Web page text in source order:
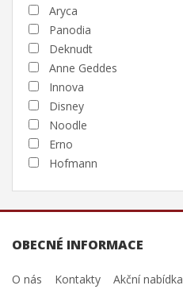
Aryca
Panodia
Deknudt
Anne Geddes
Innova
Disney
Noodle
Erno
Hofmann
OBECNÉ INFORMACE
O nás Kontakty Akční nabídka